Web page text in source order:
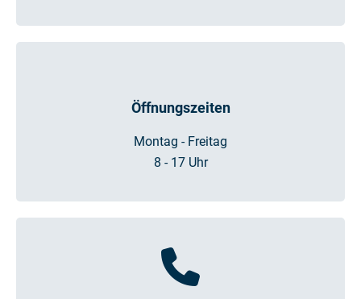
Öffnungszeiten
Montag - Freitag
8 - 17 Uhr